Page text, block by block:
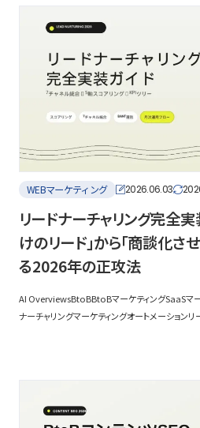
WEBマーケティング 2026.06.03
リードナーチャリング完全
けのリード」から「商談化さ
る2026年の正攻法
AI OverviewsBtoBBtoBマーケティングSaaSマ
ナーチャリングマーケティングオートメーションリ